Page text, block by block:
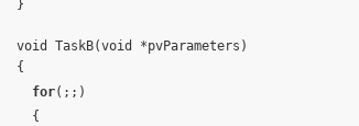
}
void TaskB(void *pvParameters)
{
for(;;)
{